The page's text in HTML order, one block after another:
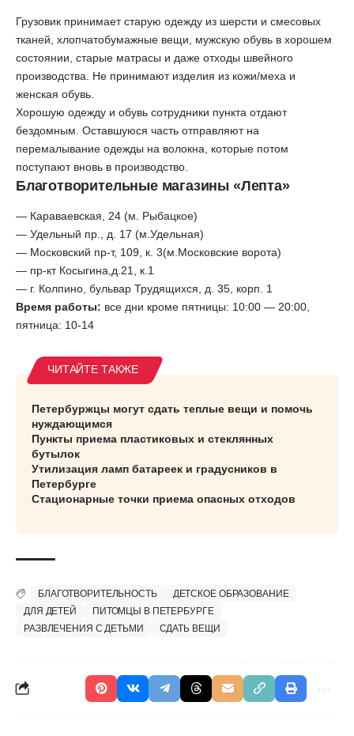
Грузовик принимает старую одежду из шерсти и смесовых
тканей, хлопчатобумажные вещи, мужскую обувь в хорошем
состоянии, старые матрасы и даже отходы швейного
производства. Не принимают изделия из кожи/меха и
женская обувь.
Хорошую одежду и обувь сотрудники пункта отдают
бездомным. Оставшуюся часть отправляют на
перемалывание одежды на волокна, которые потом
поступают вновь в производство.
Благотворительные магазины «Лепта»
— Караваевская, 24 (м. Рыбацкое)
— Удельный пр., д. 17 (м.Удельная)
— Московский пр-т, 109, к. 3(м.Московские ворота)
— пр-кт Косыгина,д.21, к.1
— г. Колпино, бульвар Трудящихся, д. 35, корп. 1
Время работы: все дни кроме пятницы: 10:00 — 20:00,
пятница: 10-14
Петербуржцы могут сдать теплые вещи и помочь
нуждающимся
Пункты приема пластиковых и стеклянных
бутылок
Утилизация ламп батареек и градусников в
Петербурге
Стационарные точки приема опасных отходов
БЛАГОТВОРИТЕЛЬНОСТЬ
ДЕТСКОЕ ОБРАЗОВАНИЕ
ДЛЯ ДЕТЕЙ
ПИТОМЦЫ В ПЕТЕРБУРГЕ
РАЗВЛЕЧЕНИЯ С ДЕТЬМИ
СДАТЬ ВЕЩИ